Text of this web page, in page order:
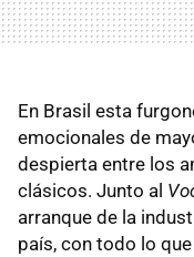
En Brasil esta
emocionales de
despierta entre los
clásicos. Junto al
arranque de la
país, con todo lo